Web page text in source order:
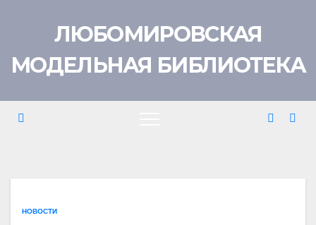
ЛЮБОМИРОВСКАЯ
МОДЕЛЬНАЯ БИБЛИОТЕКА
НОВОСТИ